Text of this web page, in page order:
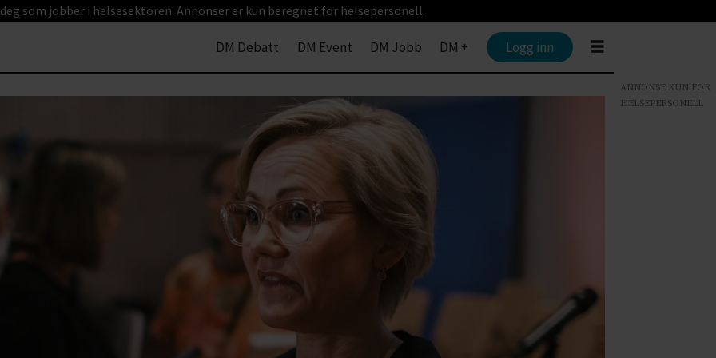
som jobber i helsesektoren. Annonser er kun beregnet for helsepersonell.
DM Debatt DM Event DM Jobb DM + Logg inn
ANNONSE KUN FOR
HELSEPERSONELL